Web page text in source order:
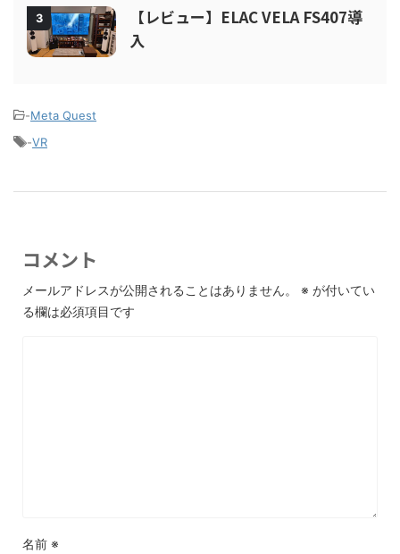
3
【レビュー】ELAC VELA FS407導
入
-Meta Quest
-VR
コメント
メールアドレスが公開されることはありません。 ※ が付いてい
る欄は必須項目です
名前 ※